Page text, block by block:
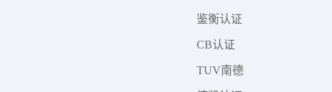
鉴衡认证
CB认证
TUV南德